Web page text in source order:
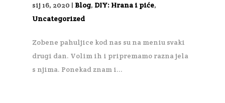
sij 16, 2020 | Blog, DIY: Hrana i piće,
Uncategorized
Zobene pahuljice kod nas su na meniu svaki
drugi dan. Volim ih i pripremamo razna jela
s njima. Ponekad znam i...